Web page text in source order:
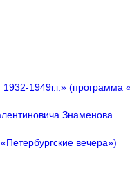
1949г.г.» (программа
Знаменова.
вечера»)